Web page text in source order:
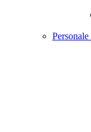
Personale